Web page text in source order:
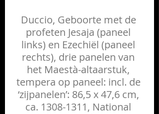
Duccio, Geboorte met de
profeten Jesaja (paneel
links) en Ezechiël (paneel
rechts), drie panelen van
het Maestà-altaarstuk,
tempera op paneel: incl. de
‘zijpanelen’: 86,5 x 47,6 cm,
ca. 1308-1311, National